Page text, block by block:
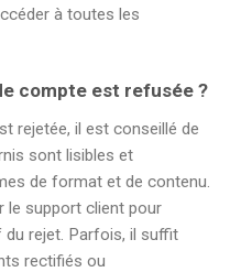
à toutes les
compte est refusée ?
rejetée, il est conseillé de
sont lisibles et
de format et de contenu.
le support client pour
rejet. Parfois, il suffit
rectifiés ou